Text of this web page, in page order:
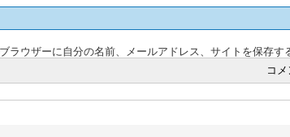
ラウザーに自分の名前、メールアドレス、サイトを保存す